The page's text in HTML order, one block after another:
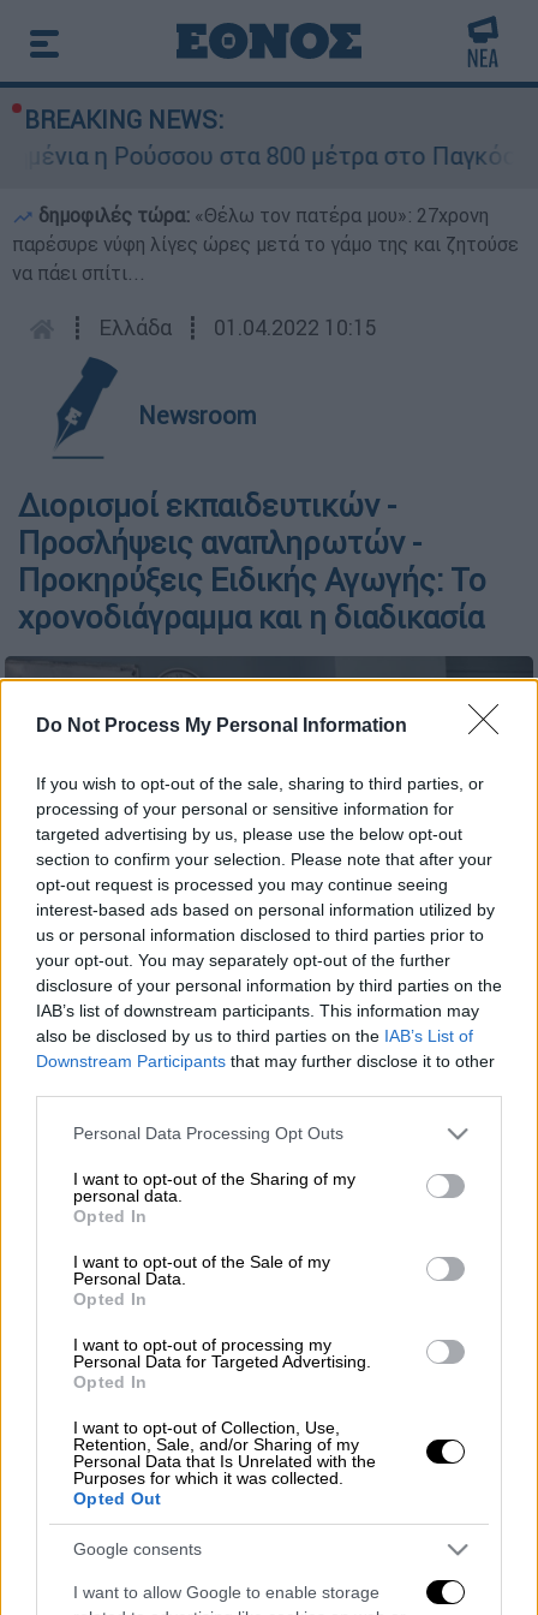
Do Not Process My Personal Information
If you wish to opt-out of the sale, sharing to third parties, or
processing of your personal or sensitive information for
targeted advertising by us, please use the below opt-out
section to confirm your selection. Please note that after your
opt-out request is processed you may continue seeing
interest-based ads based on personal information utilized by
us or personal information disclosed to third parties prior to
your opt-out. You may separately opt-out of the further
disclosure of your personal information by third parties on the
IAB’s list of downstream participants. This information may
also be disclosed by us to third parties on the IAB’s List of
Downstream Participants that may further disclose it to other
Please note that this website/app uses one or more Google
not limited to your visit or usage behaviour. You may click to
grant or deny consent to Google and its third-party tags to
use your data for below specified purposes in below Google
consent section.
Personal Data Processing Opt Outs
I want to opt-out of the Sharing of my
personal data.
Opted In
I want to opt-out of the Sale of my
Personal Data.
Opted In
I want to opt-out of processing my
Personal Data for Targeted Advertising.
Opted In
I want to opt-out of Collection, Use,
Retention, Sale, and/or Sharing of my
Personal Data that Is Unrelated with the
Purposes for which it was collected.
Opted Out
Google consents
I want to allow Google to enable storage
BREAKING NEWS:
η Ρούσσου στα 800 μέτρα στο
δημοφιλές τώρα: «Θέλω τον πατέρα μου»: 27χρονη
παρέσυρε νύφη λίγες ώρες μετά το γάμο της και ζητούσε
να πάει σπίτι...
┋ Ελλάδα ┋ 01.04.2022 10:15
Newsroom
Διορισμοί εκπαιδευτικών -
Προσλήψεις αναπληρωτών -
Προκηρύξεις Ειδικής Αγωγής: Το
χρονοδιάγραμμα και η διαδικασία
EUROKINISSI
Προσθέστε το ΕΘΝΟΣ στη Google
Τον Μάιο θα καθορισθεί, σύμφωνα με
αριθμός τωνμόνιμων διορισμών
στην
εκπαίδευση
Παράλληλα στη χθεσινή συνάντηση του
Διοικητικού Συμβουλίου της ΔΟΕ με την
πολιτική ηγεσία του Υπουργείου Παιδείας
και Θρησκευμάτων έγινε γνωστό ότι στόχος
είναι λίγο μετά το Πάσχα να βγει η
στον Αύγουστο θα είναι έτοιμοι οι πίνακες
για να γίνουν οι προσλήψεις αναπληρωτών.
Διαβάστε περισσότεραεδώ.